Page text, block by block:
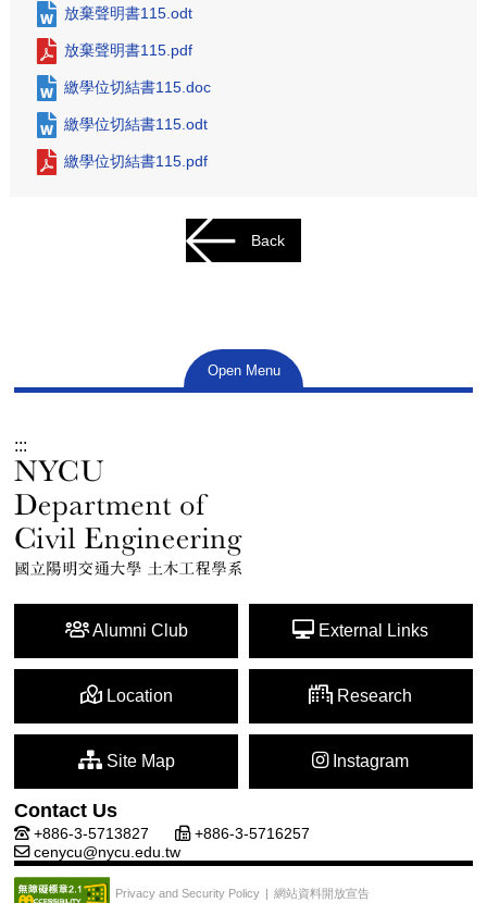
放棄聲明書115.odt
放棄聲明書115.pdf
繳學位切結書115.doc
繳學位切結書115.odt
繳學位切結書115.pdf
Back
Open Menu
:::
Alumni Club External Links
Location Research
Site Map Instagram
Contact Us
+886-3-5713827
+886-3-5716257
cenycu@nycu.edu.tw
Privacy and Security Policy 網站資料開放宣告